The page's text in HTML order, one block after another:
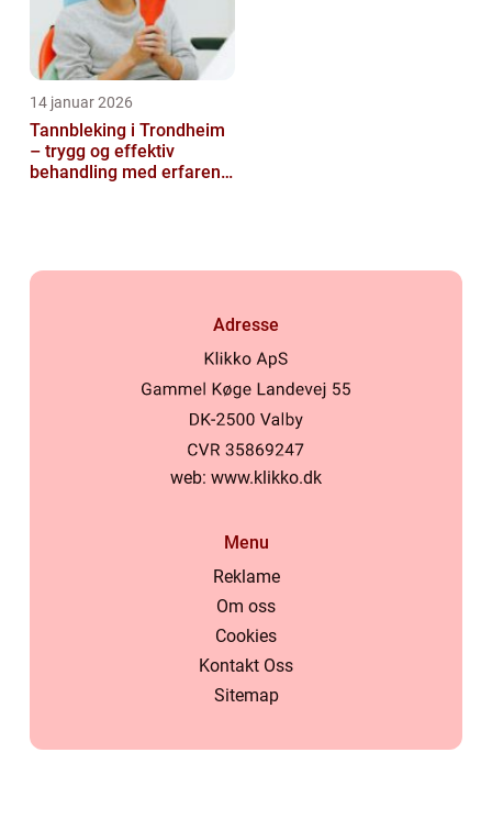
14 januar 2026
Tannbleking i Trondheim
– trygg og effektiv
behandling med erfaren
Adresse
web: www.klikko.dk
Menu
Reklame
Om oss
Cookies
Kontakt Oss
Sitemap